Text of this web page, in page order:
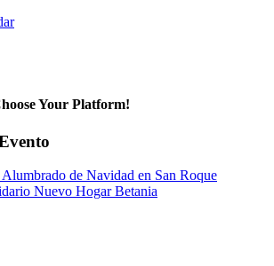
Your Platform!
de Navidad en San Roque
Nuevo Hogar Betania